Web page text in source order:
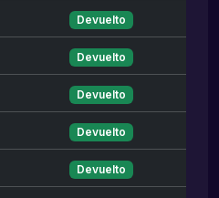
Devuelto
Devuelto
Devuelto
Devuelto
Devuelto